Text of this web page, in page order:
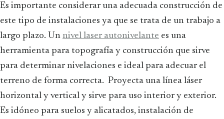
Es importante considerar una adecuada construcción de
este tipo de instalaciones ya que se trata de un trabajo a
largo plazo. Un nivel laser autonivelante es una
herramienta para topografía y construcción que sirve
para determinar nivelaciones e ideal para adecuar el
terreno de forma correcta. Proyecta una línea láser
horizontal y vertical y sirve para uso interior y exterior.
Es idóneo para suelos y alicatados, instalación de